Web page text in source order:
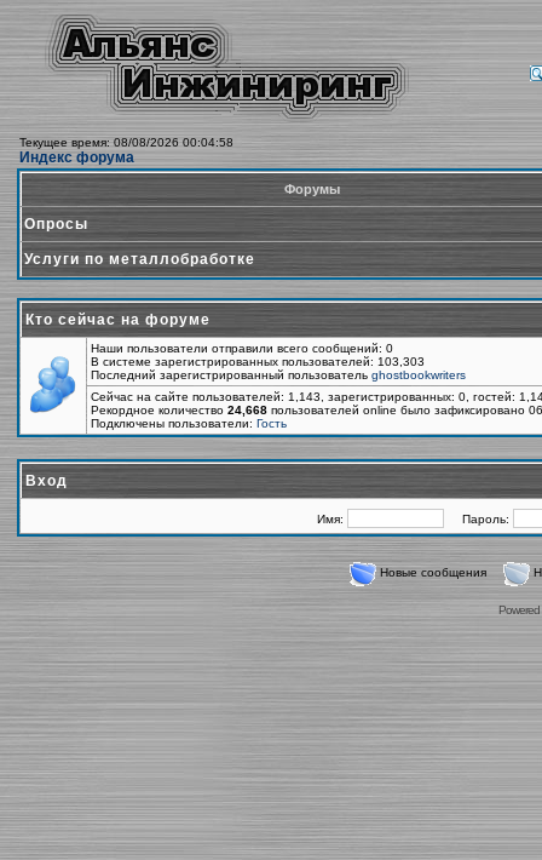
Текущее время: 08/08/2026 00:04:58
Индекс форума
Форумы
Опросы
Услуги по металлобработке
Кто сейчас на форуме
Наши пользователи отправили всего сообщений: 0
В системе зарегистрированных пользователей: 103,303
Последний зарегистрированный пользователь ghostbookwriters
Сейчас на сайте пользователей: 1,143, зарегистрированных: 0, гостей:
Рекордное количество 24,668 пользователей online было зафиксировано
Подключены пользователи: Гость
Вход
Имя: Пароль:
Новые сообщения